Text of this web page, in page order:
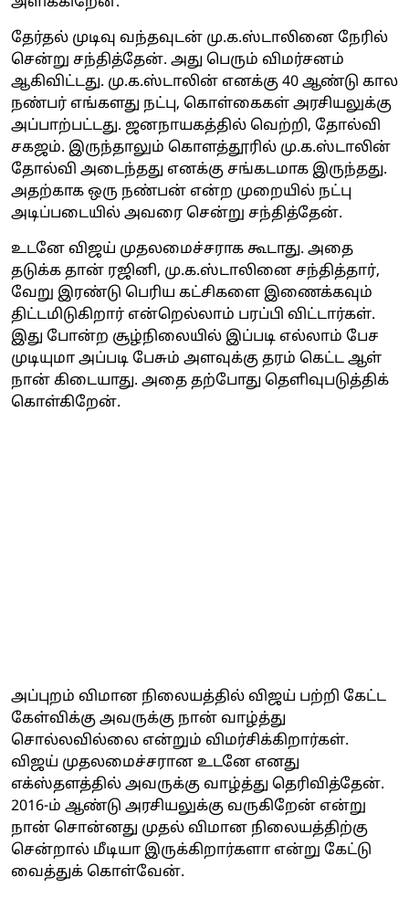
தேர்தல் முடிவு வந்தவுடன் மு.க.ஸ்டாலினை நேரில்
சென்று சந்தித்தேன். அது பெரும் விமர்சனம்
ஆகிவிட்டது. மு.க.ஸ்டாலின் எனக்கு 40 ஆண்டு கால
நண்பர் எங்களது நட்பு, கொள்கைகள் அரசியலுக்கு
அப்பாற்பட்டது. ஜனநாயகத்தில் வெற்றி, தோல்வி
சகஜம். இருந்தாலும் கொளத்தூரில் மு.க.ஸ்டாலின்
தோல்வி அடைந்தது எனக்கு சங்கடமாக இருந்தது.
அதற்காக ஒரு நண்பன் என்ற முறையில் நட்பு
அடிப்படையில் அவரை சென்று சந்தித்தேன்.
உடனே விஜய் முதலமைச்சராக கூடாது. அதை
தடுக்க தான் ரஜினி, மு.க.ஸ்டாலினை சந்தித்தார்,
வேறு இரண்டு பெரிய கட்சிகளை இணைக்கவும்
திட்டமிடுகிறார் என்றெல்லாம் பரப்பி விட்டார்கள்.
இது போன்ற சூழ்நிலையில் இப்படி எல்லாம் பேச
முடியுமா அப்படி பேசும் அளவுக்கு தரம் கெட்ட ஆள்
நான் கிடையாது. அதை தற்போது தெளிவுபடுத்திக்
கொள்கிறேன்.
அப்புறம் விமான நிலையத்தில் விஜய் பற்றி கேட்ட
கேள்விக்கு அவருக்கு நான் வாழ்த்து
சொல்லவில்லை என்றும் விமர்சிக்கிறார்கள்.
விஜய் முதலமைச்சரான உடனே எனது
எக்ஸ்தளத்தில் அவருக்கு வாழ்த்து தெரிவித்தேன்.
2016-ம் ஆண்டு அரசியலுக்கு வருகிறேன் என்று
நான் சொன்னது முதல் விமான நிலையத்திற்கு
சென்றால் மீடியா இருக்கிறார்களா என்று கேட்டு
வைத்துக் கொள்வேன்.